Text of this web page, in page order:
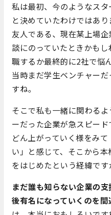
私は最初、今のようなス
と決めていたわけではあ
友人である、現在某上場
談にのっていたときかも
職するか最終的に2社で悩
当時まだ学生ベンチャー
すね。
そこで私も一緒に関わる
ーだった企業が急スピー
どん上がっていく様をみ
い」と感じて、そこから
をはじめたという経緯です
まだ誰も知らない企業の
後有名になっていくのを